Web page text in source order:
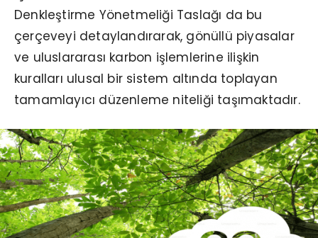
Denkleştirme Yönetmeliği Taslağı da bu
çerçeveyi detaylandırarak, gönüllü piyasalar
ve uluslararası karbon işlemlerine ilişkin
kuralları ulusal bir sistem altında toplayan
tamamlayıcı düzenleme niteliği taşımaktadır.